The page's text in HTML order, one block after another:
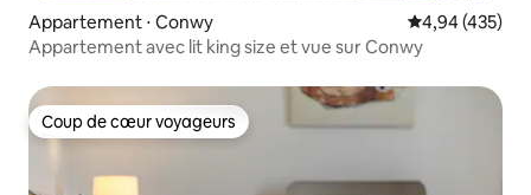
Appartement ⋅ Conwy Évaluation
4,94 (435)
Appartement avec lit king size et vue sur Conwy
Coup de cœur voyageurs
Coup de cœur voyageurs